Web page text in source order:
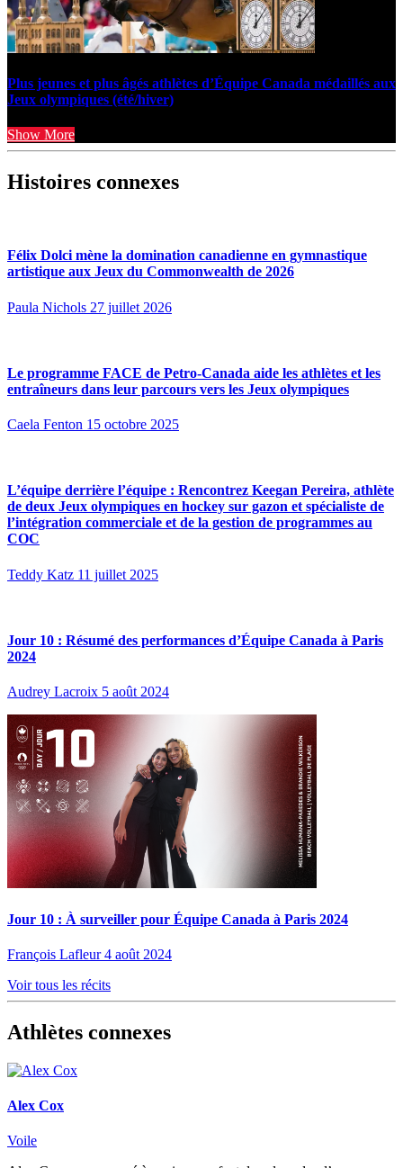
Plus jeunes et plus âgés athlètes d’Équipe Canada médaillés aux
Jeux olympiques (été/hiver)
Show More
Histoires connexes
Félix Dolci mène la domination canadienne en gymnastique
artistique aux Jeux du Commonwealth de 2026
Paula Nichols 27 juillet 2026
Le programme FACE de Petro-Canada aide les athlètes et les
entraîneurs dans leur parcours vers les Jeux olympiques
Caela Fenton 15 octobre 2025
L’équipe derrière l’équipe : Rencontrez Keegan Pereira, athlète
de deux Jeux olympiques en hockey sur gazon et spécialiste de
l’intégration commerciale et de la gestion de programmes au
COC
Teddy Katz 11 juillet 2025
Jour 10 : Résumé des performances d’Équipe Canada à Paris
2024
Audrey Lacroix 5 août 2024
Jour 10 : À surveiller pour Équipe Canada à Paris 2024
François Lafleur 4 août 2024
Voir tous les récits
Athlètes connexes
Alex Cox
Voile